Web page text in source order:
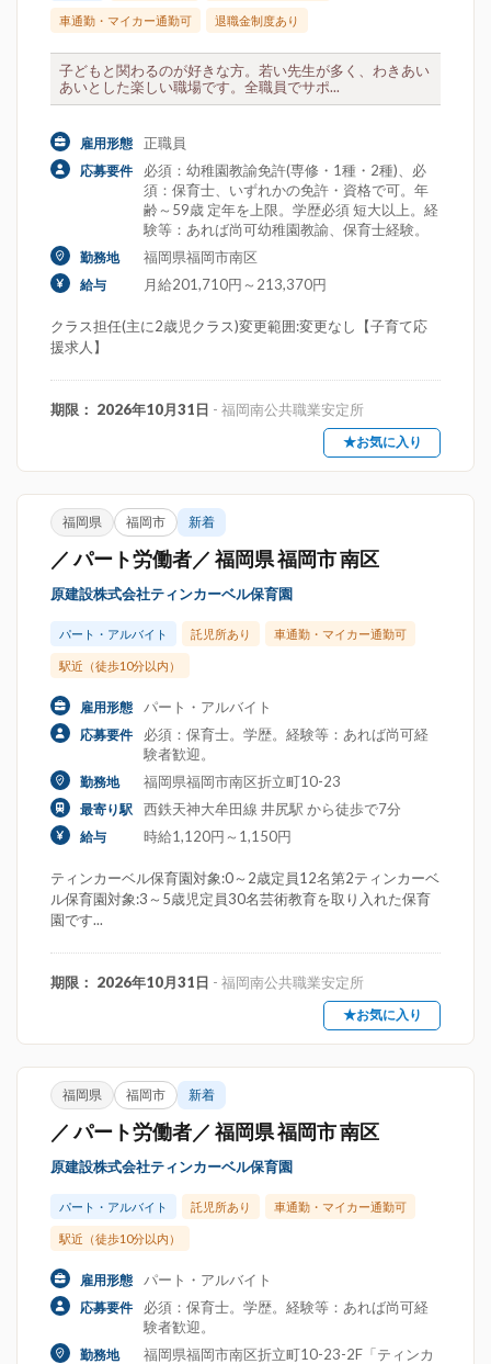
車通勤・マイカー通勤可 退職金制度あり
子どもと関わるのが好きな方。若い先生が多く、わきあい
あいとした楽しい職場です。全職員でサポ...
雇用形態 正職員
応募要件
必須：幼稚園教諭免許(専修・1種・2種)、必
須：保育士、いずれかの免許・資格で可。年
齢～59歳 定年を上限。学歴必須 短大以上。経
験等：あれば尚可幼稚園教諭、保育士経験。
勤務地 福岡県福岡市南区
給与 月給201,710円～213,370円
クラス担任(主に2歳児クラス)変更範囲:変更なし【子育て応
援求人】
期限： 2026年10月31日 - 福岡南公共職業安定所
★お気に入り
福岡県 福岡市 新着
／ パート労働者／ 福岡県 福岡市 南区
原建設株式会社ティンカーベル保育園
パート・アルバイト 託児所あり 車通勤・マイカー通勤可
駅近（徒歩10分以内）
雇用形態 パート・アルバイト
応募要件
必須：保育士。学歴。経験等：あれば尚可経
験者歓迎。
勤務地 福岡県福岡市南区折立町10-23
最寄り駅 西鉄天神大牟田線 井尻駅 から徒歩で7分
給与 時給1,120円～1,150円
ティンカーベル保育園対象:0～2歳定員12名第2ティンカーベ
ル保育園対象:3～5歳児定員30名芸術教育を取り入れた保育
園です...
期限： 2026年10月31日 - 福岡南公共職業安定所
★お気に入り
福岡県 福岡市 新着
／ パート労働者／ 福岡県 福岡市 南区
原建設株式会社ティンカーベル保育園
パート・アルバイト 託児所あり 車通勤・マイカー通勤可
駅近（徒歩10分以内）
雇用形態 パート・アルバイト
応募要件
必須：保育士。学歴。経験等：あれば尚可経
験者歓迎。
勤務地
福岡県福岡市南区折立町10-23-2F「ティンカ